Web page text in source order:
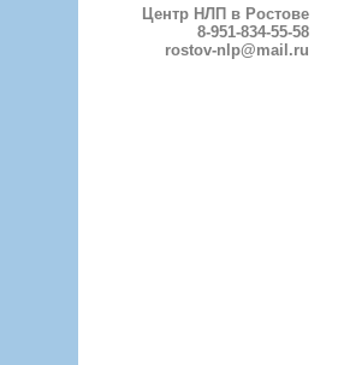
Центр НЛП в Ростове
8-951-834-55-58
rostov-nlp@mail.ru